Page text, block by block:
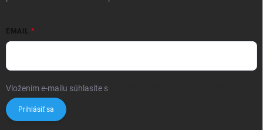
EMAIL
Vložením e-mailu súhlasíte s
Prihlásiť sa